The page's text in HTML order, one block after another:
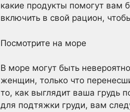
какие продукты помогут вам
включить в свой рацион,
Посмотрите на море
В море могут быть
женщин, только что
то, как выглядит ваша грудь
для подтяжки груди, вам